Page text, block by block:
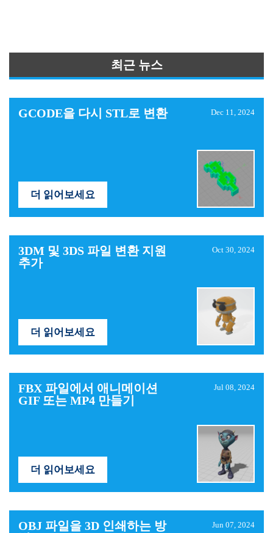
최근 뉴스
GCODE을 다시 STL로 변환 Dec 11, 2024
더 읽어보세요
3DM 및 3DS 파일 변환 지원
추가
Oct 30, 2024
더 읽어보세요
FBX ​​파일에서 애니메이션
GIF 또는 MP4 만들기
Jul 08, 2024
더 읽어보세요
OBJ 파일을 3D 인쇄하는 방
Jun 07, 2024